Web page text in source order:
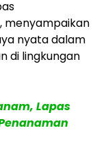
, menyampaikan
nyata dalam
di lingkungan
Lapas